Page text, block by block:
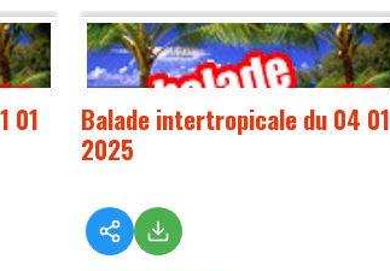
01
Balade intertropicale du 04 01
2025